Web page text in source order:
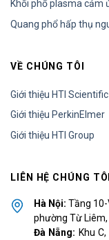
Khối phổ plasma cảm
Quang phổ hấp thụ
VỀ CHÚNG TÔI
Giới thiệu HTI Scientific
Giới thiệu PerkinElmer
Giới thiệu HTI Group
LIÊN HỆ CHÚNG TÔI
Hà Nội: Tầng 10-
phường Từ Liêm,
Đà Nẵng: Khu